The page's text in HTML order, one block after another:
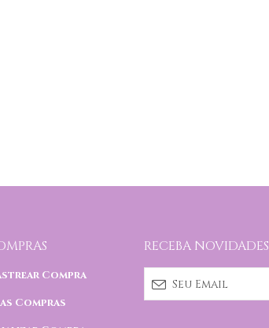
Compra
Compras
RECEBA NOVIDADES